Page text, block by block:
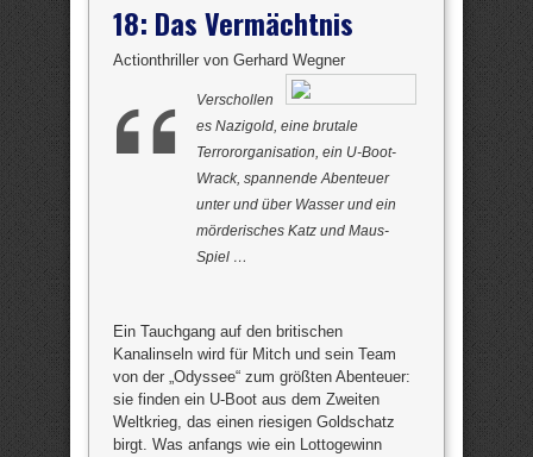
18: Das Vermächtnis
Actionthriller von Gerhard Wegner
Verschollen
es Nazigold, eine brutale
Terrororganisation, ein U-Boot-
Wrack, spannende Abenteuer
unter und über Wasser und ein
mörderisches Katz und Maus-
Spiel …
Ein Tauchgang auf den britischen
Kanalinseln wird für Mitch und sein Team
von der „Odyssee“ zum größten Abenteuer:
sie finden ein U-Boot aus dem Zweiten
Weltkrieg, das einen riesigen Goldschatz
birgt. Was anfangs wie ein Lottogewinn